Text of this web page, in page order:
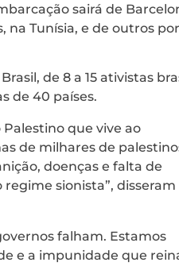
sairá de
na Tunísia, e de outros
de 8 a 15 ativistas
de 40 países.
que vive ao
de milhares de
doenças e falta de
sionista”, disseram
falham. Estamos
e a impunidade que